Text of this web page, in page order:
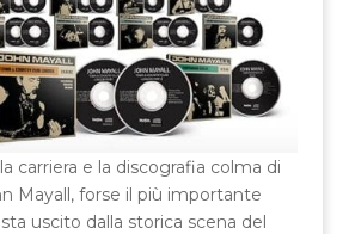
carriera e la discografia colma di
Mayall, forse il più importante
uscito dalla storica scena del